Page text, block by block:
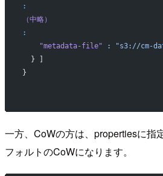
:
（中略）
:
    "metadata-file"
:
"s3://cm-
  } ]
}
一方、CoWの方は、propertiesに指
フォルトのCoWになります。